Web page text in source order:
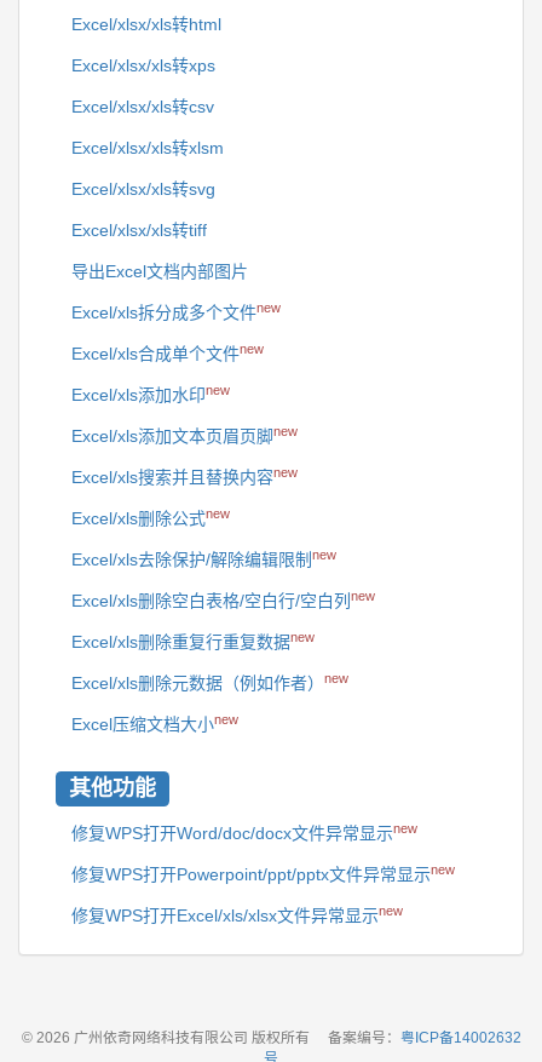
Excel/xlsx/xls转html
Excel/xlsx/xls转xps
Excel/xlsx/xls转csv
Excel/xlsx/xls转xlsm
Excel/xlsx/xls转svg
Excel/xlsx/xls转tiff
导出Excel文档内部图片
Excel/xls拆分成多个文件new
Excel/xls合成单个文件new
Excel/xls添加水印new
Excel/xls添加文本页眉页脚new
Excel/xls搜索并且替换内容new
Excel/xls删除公式new
Excel/xls去除保护/解除编辑限制 new
Excel/xls删除空白表格/空白行/空白列 new
Excel/xls删除重复行重复数据new
Excel/xls删除元数据（例如作者） new
Excel压缩文档大小new
其他功能
修复WPS打开Word/doc/docx文件异常显示new
修复WPS打开Powerpoint/ppt/pptx文件异常显示new
修复WPS打开Excel/xls/xlsx文件异常显示new
© 2026 广州依奇网络科技有限公司 版权所有 备案编号： 粤ICP备14002632